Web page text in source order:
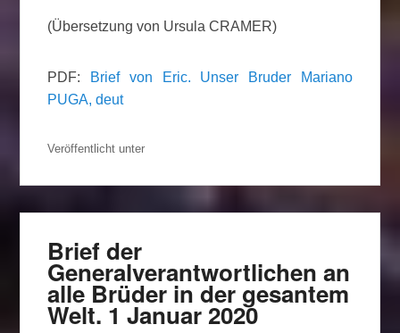
(Übersetzung von Ursula CRAMER)
PDF:
Brief von Eric. Unser Bruder Mariano
PUGA, deut
Veröffentlicht unter
Brief der
Generalverantwortlichen an
alle Brüder in der gesantem
Welt. 1 Januar 2020